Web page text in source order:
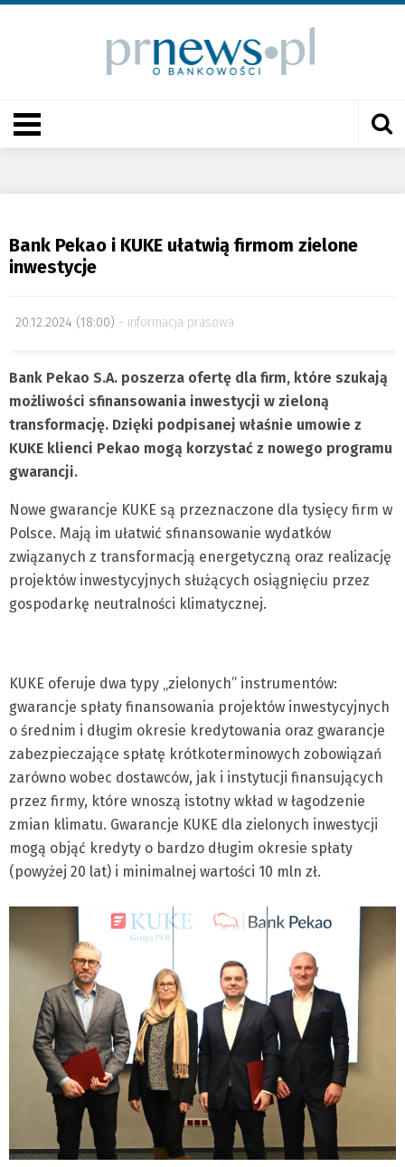
Bank Pekao i KUKE ułatwią firmom zielone
inwestycje
20.12.2024 (18:00) informacja prasowa
Bank Pekao S.A. poszerza ofertę dla firm, które szukają
możliwości sfinansowania inwestycji w zieloną
transformację. Dzięki podpisanej właśnie umowie z
KUKE klienci Pekao mogą korzystać z nowego programu
gwarancji.
Nowe gwarancje KUKE są przeznaczone dla tysięcy firm w
Polsce. Mają im ułatwić sfinansowanie wydatków
związanych z transformacją energetyczną oraz realizację
projektów inwestycyjnych służących osiągnięciu przez
gospodarkę neutralności klimatycznej.
KUKE oferuje dwa typy „zielonych” instrumentów:
gwarancje spłaty finansowania projektów inwestycyjnych
o średnim i długim okresie kredytowania oraz gwarancje
zabezpieczające spłatę krótkoterminowych zobowiązań
zarówno wobec dostawców, jak i instytucji finansujących
przez firmy, które wnoszą istotny wkład w łagodzenie
zmian klimatu. Gwarancje KUKE dla zielonych inwestycji
mogą objąć kredyty o bardzo długim okresie spłaty
(powyżej 20 lat) i minimalnej wartości 10 mln zł.